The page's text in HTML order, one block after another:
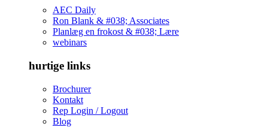
AEC Daily
Ron Blank & #038; Associates
Planlæg en frokost & #038; Lære
webinars
hurtige links
Brochurer
Kontakt
Rep Login / Logout
Blog